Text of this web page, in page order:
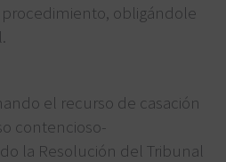
obligándole
el recurso de casación
contencioso-
la Resolución del Tribunal